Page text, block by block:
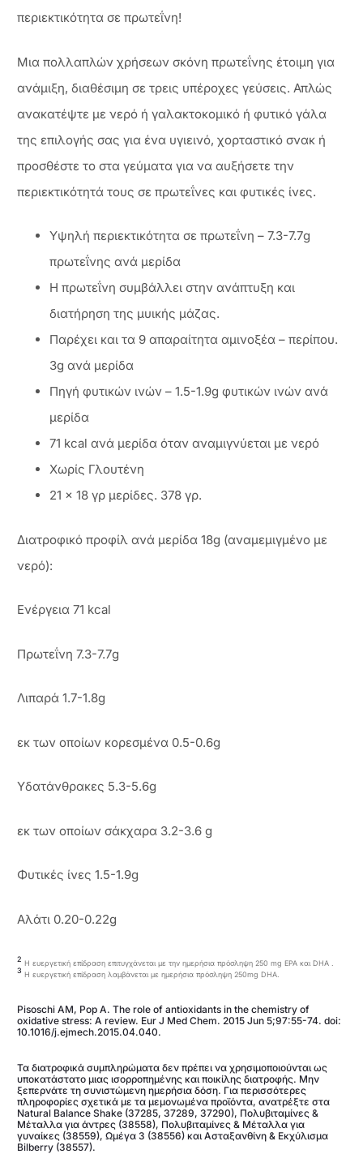
περιεκτικότητα σε πρωτεΐνη!
Μια πολλαπλών χρήσεων σκόνη πρωτεΐνης έτοιμη για
ανάμιξη, διαθέσιμη σε τρεις υπέροχες γεύσεις. Απλώς
ανακατέψτε με νερό ή γαλακτοκομικό ή φυτικό γάλα
της επιλογής σας για ένα υγιεινό, χορταστικό σνακ ή
προσθέστε το στα γεύματα για να αυξήσετε την
περιεκτικότητά τους σε πρωτεΐνες και φυτικές ίνες.
Υψηλή περιεκτικότητα σε πρωτεΐνη – 7.3-7.7g
πρωτεΐνης ανά μερίδα
Η πρωτεΐνη συμβάλλει στην ανάπτυξη και
διατήρηση της μυικής μάζας.
Παρέχει και τα 9 απαραίτητα αμινοξέα – περίπου.
3g ανά μερίδα
Πηγή φυτικών ινών – 1.5-1.9g φυτικών ινών ανά
μερίδα
71 kcal ανά μερίδα όταν αναμιγνύεται με νερό
Xωρίς Γλουτένη
21 x 18 γρ μερίδες. 378 γρ.
Διατροφικό προφίλ ανά μερίδα 18g (αναμεμιγμένο με
νερό):
Ενέργεια 71 kcal
Πρωτεΐνη 7.3-7.7g
Λιπαρά 1.7-1.8g
εκ των οποίων κορεσμένα 0.5-0.6g
Υδατάνθρακες 5.3-5.6g
εκ των οποίων σάκχαρα 3.2-3.6 g
Φυτικές ίνες 1.5-1.9g
Αλάτι 0.20-0.22g
2 Η ευεργετική επίδραση επιτυγχάνεται με την ημερήσια πρόσληψη 250 mg EPA και DHA .
3 Η ευεργετική επίδραση λαμβάνεται με ημερήσια πρόσληψη 250mg DHA.
Pisoschi AM, Pop A. The role of antioxidants in the chemistry of
oxidative stress: A review. Eur J Med Chem. 2015 Jun 5;97:55-74. doi:
10.1016/j.ejmech.2015.04.040.
Τα διατροφικά συμπληρώματα δεν πρέπει να χρησιμοποιούνται ως
υποκατάστατο μιας ισορροπημένης και ποικίλης διατροφής. Μην
ξεπερνάτε τη συνιστώμενη ημερήσια δόση. Για περισσότερες
πληροφορίες σχετικά με τα μεμονωμένα προϊόντα, ανατρέξτε στα
Natural Balance Shake (37285, 37289, 37290), Πολυβιταμίνες &
Μέταλλα για άντρες (38558), Πολυβιταμίνες & Μέταλλα για
γυναίκες (38559), Ωμέγα 3 (38556) και Ασταξανθίνη & Εκχύλισμα
Bilberry (38557).